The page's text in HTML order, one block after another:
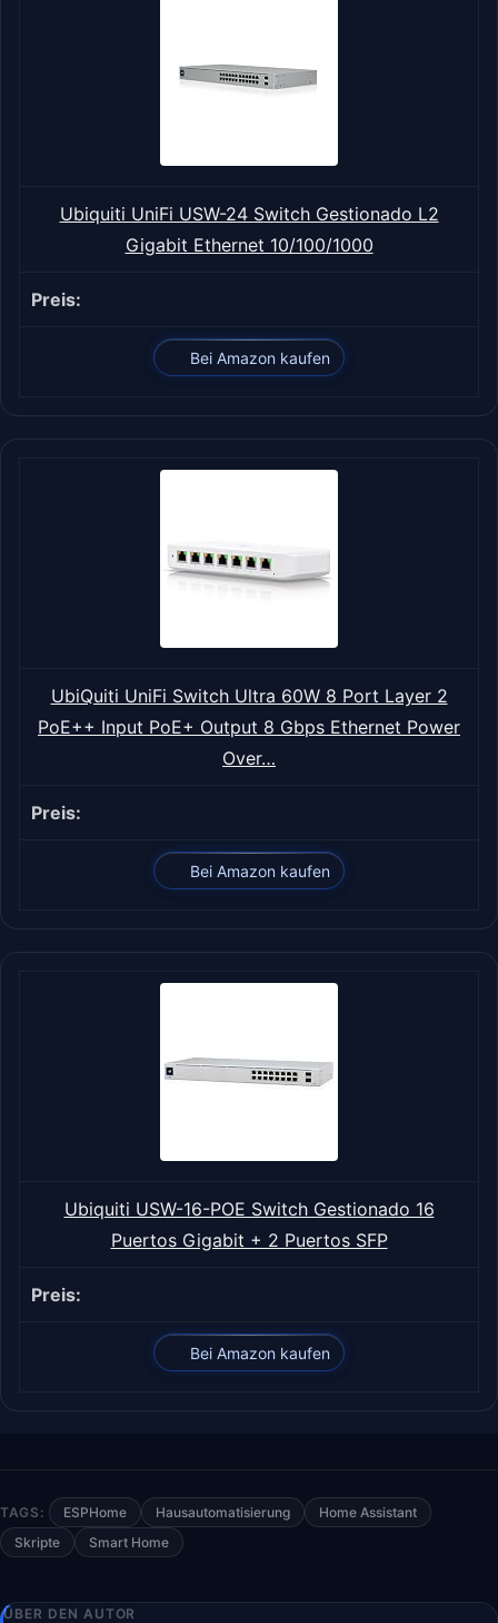
Ubiquiti UniFi USW-24 Switch Gestionado L2
Gigabit Ethernet 10/100/1000
Bei Amazon kaufen
UbiQuiti UniFi Switch Ultra 60W 8 Port Layer 2
PoE++ Input PoE+ Output 8 Gbps Ethernet Power
Over…
Bei Amazon kaufen
Ubiquiti USW-16-POE Switch Gestionado 16
Puertos Gigabit + 2 Puertos SFP
Bei Amazon kaufen
TAGS: ESPHome Hausautomatisierung
Home Assistant
Skripte
Smart Home
ÜBER DEN AUTOR